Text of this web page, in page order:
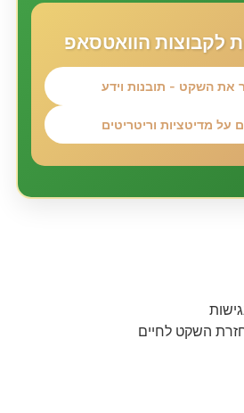
לקבוצות הוואטסאפ
את השקט - תובנות וידע
על מדיטציות וריטריטים
השקט לחיים